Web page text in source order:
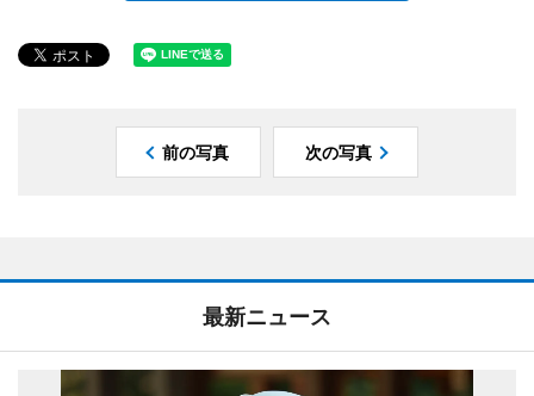
前の写真 次の写真
最新ニュース